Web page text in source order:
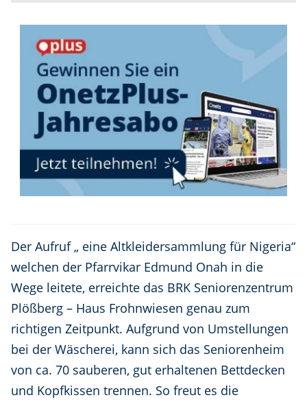
Der Aufruf „ eine Altkleidersammlung für Nigeria“
welchen der Pfarrvikar Edmund Onah in die
Wege leitete, erreichte das BRK Seniorenzentrum
Plößberg – Haus Frohnwiesen genau zum
richtigen Zeitpunkt. Aufgrund von Umstellungen
bei der Wäscherei, kann sich das Seniorenheim
von ca. 70 sauberen, gut erhaltenen Bettdecken
und Kopfkissen trennen. So freut es die